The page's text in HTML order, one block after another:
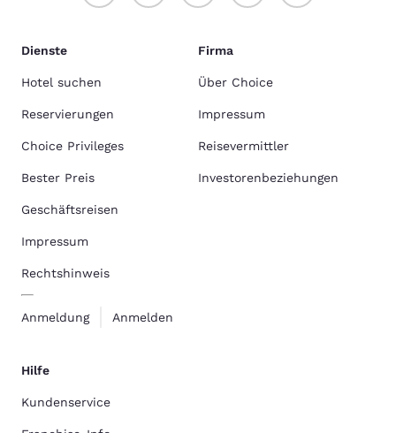
Dienste
Hotel suchen
Reservierungen
Choice Privileges
Bester Preis
Geschäftsreisen
Impressum
Rechtshinweis
Anmeldung Anmelden
Firma
Über Choice
Impressum
Reisevermittler
Investorenbeziehungen
Hilfe
Kundenservice